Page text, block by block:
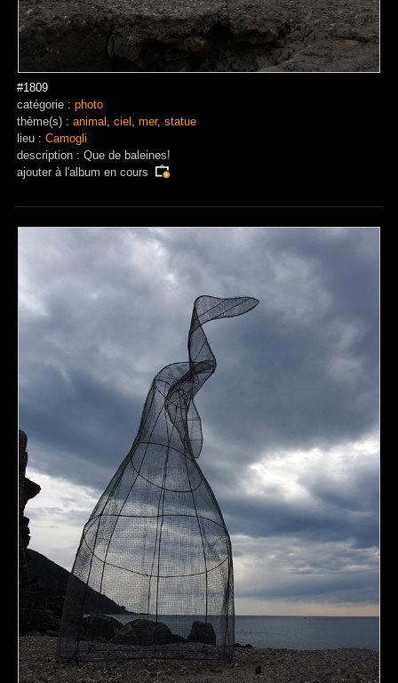
#1809
catégorie : photo
thème(s) : animal ciel mer, statue
lieu : Camogli
description : Que de baleines!
ajouter à l'album en cours